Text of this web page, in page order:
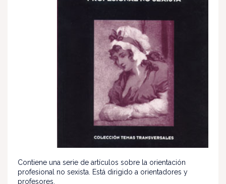
Contiene una serie de artículos sobre la orientación
profesional no sexista. Está dirigido a orientadores y
profesores.